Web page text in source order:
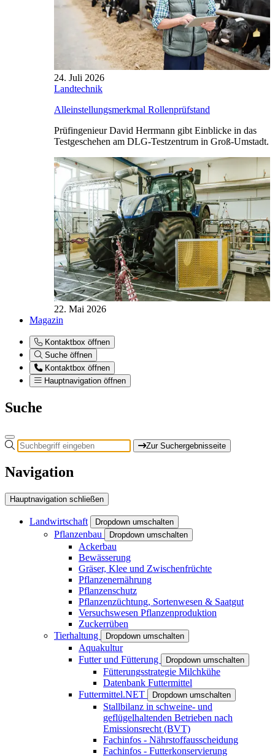
24. Juli 2026
Landtechnik
Alleinstellungsmerkmal Rollenprüfstand
Prüfingenieur David Herrmann gibt Einblicke in das
Testgeschehen am DLG-Testzentrum in Groß-Umstadt.
22. Mai 2026
Magazin
Kontaktbox öffnen
Suche öffnen
Kontaktbox öffnen
Hauptnavigation öffnen
Suche
Zur Suchergebnisseite
Navigation
Hauptnavigation schließen
Landwirtschaft Dropdown umschalten
Pflanzenbau Dropdown umschalten
Ackerbau
Bewässerung
Gräser, Klee und Zwischenfrüchte
Pflanzenernährung
Pflanzenschutz
Pflanzenzüchtung, Sortenwesen & Saatgut
Versuchswesen Pflanzenproduktion
Zuckerrüben
Tierhaltung
Dropdown umschalten
Aquakultur
Futter und Fütterung
Dropdown umschalten
Fütterungsstrategie Milchkühe
Datenbank Futtermittel
Futtermittel.NET
Dropdown umschalten
Stallbilanz in schweine- und
geflügelhaltenden Betrieben nach
Emissionsrecht (BVT)
Fachinfos - Nährstoffausscheidung
Fachinfos - Futterkonservierung